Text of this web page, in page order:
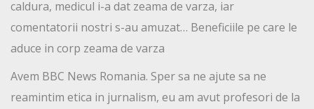
caldura, medicul i-a dat zeama de varza, iar
comentatorii nostri s-au amuzat… Beneficiile pe care le
aduce in corp zeama de varza
Avem BBC News Romania. Sper sa ne ajute sa ne
reamintim etica in jurnalism, eu am avut profesori de la